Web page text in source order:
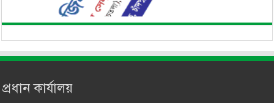
প্রধান কার্যালয়